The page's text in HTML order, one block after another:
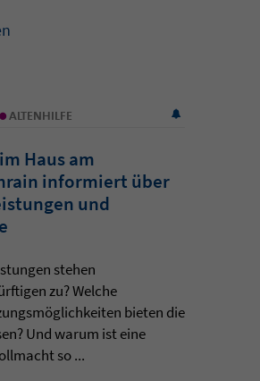
• ALTENHILFE
Haus am
informiert über
und
stehen
zu? Welche
bieten die
Und warum ist eine
so ...